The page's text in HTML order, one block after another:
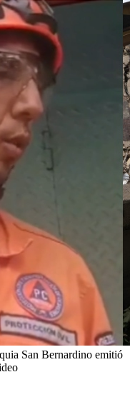
San Bernardino emitió